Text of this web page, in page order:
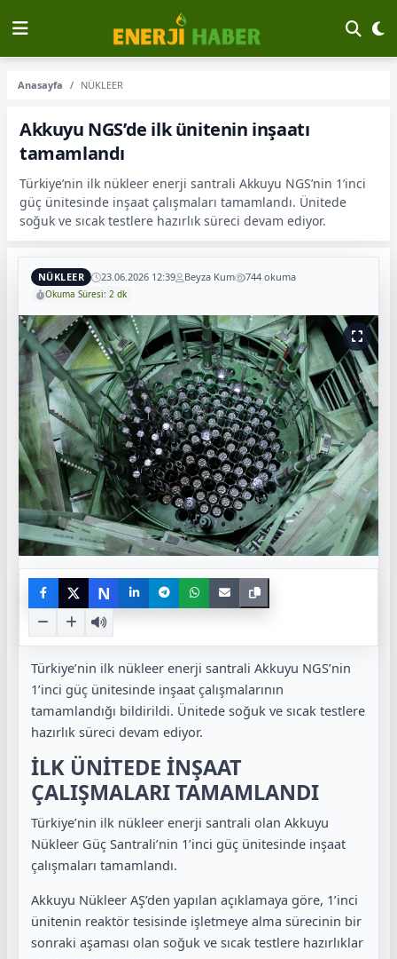
Anasayfa NÜKLEER
Akkuyu NGS’de ilk ünitenin inşaatı
tamamlandı
Türkiye’nin ilk nükleer enerji santrali Akkuyu NGS’nin 1’inci
güç ünitesinde inşaat çalışmaları tamamlandı. Ünitede
soğuk ve sıcak testlere hazırlık süreci devam ediyor.
NÜKLEER 23.06.2026 12:39 Beyza Kum 744 okuma
Okuma Süresi: 2 dk
N
Türkiye’nin ilk nükleer enerji santrali Akkuyu NGS’nin
1’inci güç ünitesinde inşaat çalışmalarının
tamamlandığı bildirildi. Ünitede soğuk ve sıcak testlere
hazırlık süreci devam ediyor.
İLK ÜNİTEDE İNŞAAT
ÇALIŞMALARI TAMAMLANDI
Türkiye’nin ilk nükleer enerji santrali olan Akkuyu
Nükleer Güç Santrali’nin 1’inci güç ünitesinde inşaat
çalışmaları tamamlandı.
Akkuyu Nükleer AŞ’den yapılan açıklamaya göre, 1’inci
ünitenin reaktör tesisinde işletmeye alma sürecinin bir
sonraki aşaması olan soğuk ve sıcak testlere hazırlıklar